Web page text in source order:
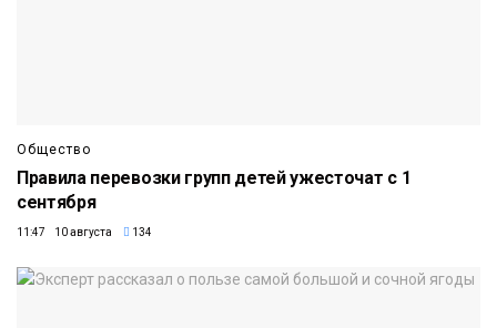
Общество
Правила перевозки групп детей ужесточат с 1
сентября
11:47 10 августа 134